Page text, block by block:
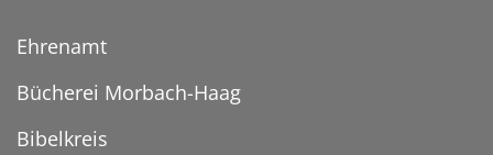
Ehrenamt
Bücherei Morbach-Haag
Bibelkreis